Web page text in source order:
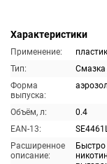
Характеристики
Применение:
пластик
Тип:
Смазка
Форма
выпуска:
Объём, л:
0.4
EAN-13:
Расширенное
описание: